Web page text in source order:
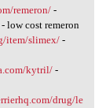
remeron/-
low cost remeron
item/slimex/-
kytril/-
drug/le